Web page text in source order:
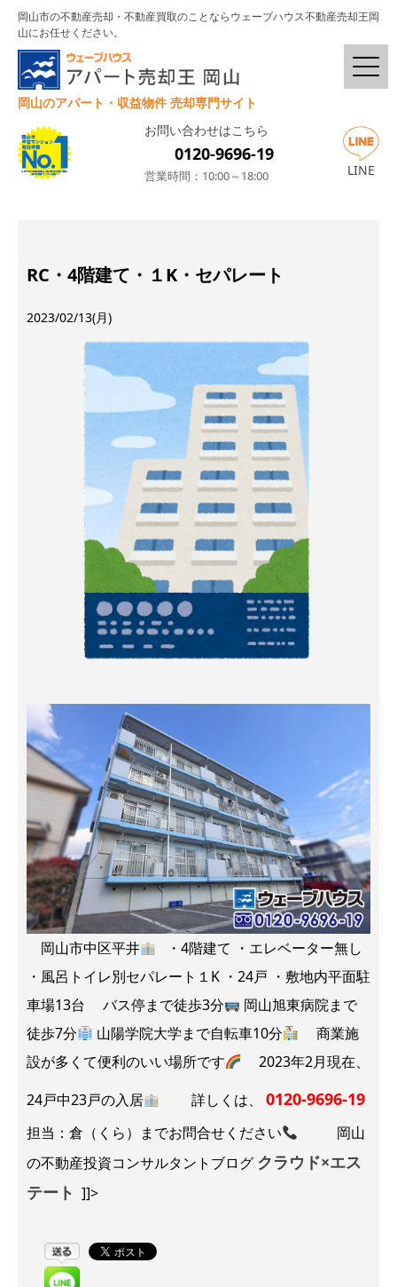
岡山市の不動産売却・不動産買取のことならウェーブハウス不動産売却王岡
山にお任せください。
岡山のアパート・収益物件 売却専門サイト
お問い合わせはこちら
0120-9696-19
営業時間：10:00～18:00 LINE
RC・4階建て・１K・セパレート
2023/02/13(月)
岡山市中区平井
・4階建て ・エレベーター無し
・風呂トイレ別セパレート１K ・24戸 ・敷地内平面駐
車場13台 バス停まで徒歩3分
岡山旭東病院まで
徒歩7分
山陽学院大学まで自転車10分
商業施
設が多くて便利のいい場所です
2023年2月現在、
24戸中23戸の入居
詳しくは、0120-9696-19
担当：倉（くら）までお問合せください
岡山
の不動産投資コンサルタントブログ クラウド×エス
テート ]]>